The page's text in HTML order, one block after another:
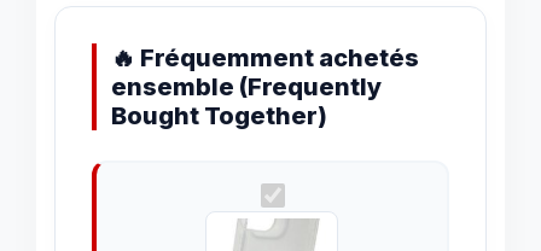
🔥 Fréquemment achetés
ensemble (Frequently
Bought Together)